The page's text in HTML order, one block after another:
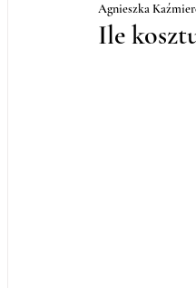
Rozszerzone
Ile
Agnieszka